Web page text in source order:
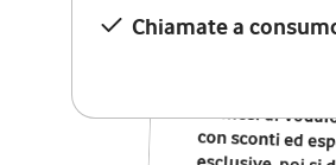
Chiamate a
nazionali
12 mesi di
con sconti ed
esclusive, poi si